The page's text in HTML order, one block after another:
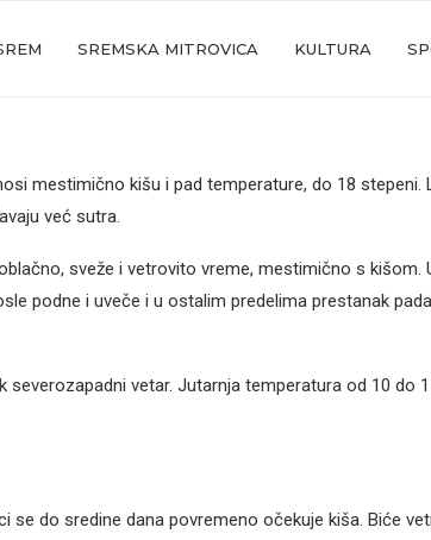
SREMSKA MITROVICA KULTURA
mestimično kišu i pad temperature, do 18 stepeni.
već sutra.
sveže i vetrovito vreme, mestimično s kišom.
podne i uveče i u ostalim predelima prestanak
severozapadni vetar. Jutarnja temperatura od 10 do
se do sredine dana povremeno očekuje kiša. Biće